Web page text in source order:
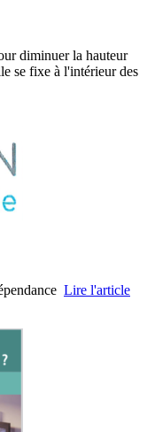
diminuer la hauteur
se fixe à l'intérieur des
Lire l'article